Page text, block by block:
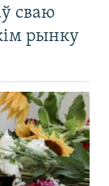
сваю
рынку